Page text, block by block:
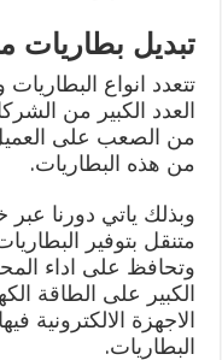
تبديل بطاريات
تتعدد انواع
العدد الكبير من
من الصعب على
من هذه البطاريات.
وبذلك ياتي دورنا
متنقل بتوفير
وتحافظ على اداء
الكبير على الطاقة
الاجهزة الالكترونية
البطاريات.